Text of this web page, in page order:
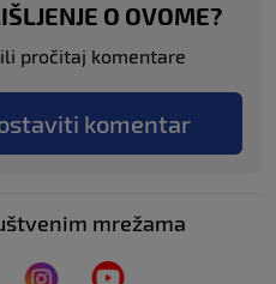
O OVOME?
pročitaj komentare
komentar
mrežama